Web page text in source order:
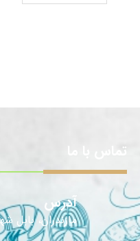
تماس با ما
آدرس
مازندران، بابل